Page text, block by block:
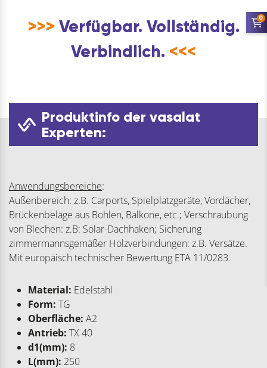
>>> Verfügbar. Vollständig.
Verbindlich. <<<
Produktinfo der vasalat
Experten:
Anwendungsbereiche:
Außenbereich: z.B. Carports, Spielplatzgeräte, Vordächer,
Brückenbeläge aus Bohlen, Balkone, etc.; Verschraubung
von Blechen: z.B: Solar-Dachhaken; Sicherung
zimmermannsgemäßer Holzverbindungen: z.B. Versätze.
Mit europäisch technischer Bewertung ETA 11/0283.
Material: Edelstahl
Form: TG
Oberfläche: A2
Antrieb: TX 40
d1(mm): 8
L(mm): 250
0